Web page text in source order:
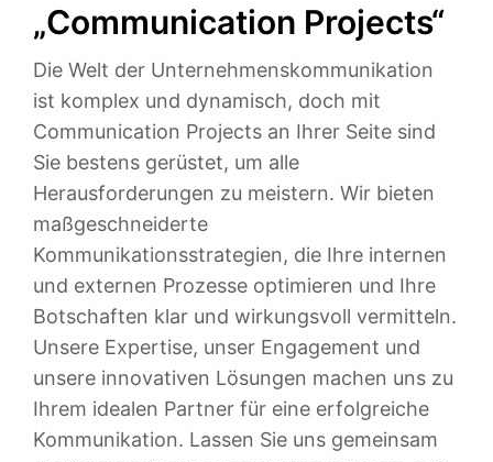
„Communication Projects“
Die Welt der Unternehmenskommunikation
ist komplex und dynamisch, doch mit
Communication Projects an Ihrer Seite sind
Sie bestens gerüstet, um alle
Herausforderungen zu meistern. Wir bieten
maßgeschneiderte
Kommunikationsstrategien, die Ihre internen
und externen Prozesse optimieren und Ihre
Botschaften klar und wirkungsvoll vermitteln.
Unsere Expertise, unser Engagement und
unsere innovativen Lösungen machen uns zu
Ihrem idealen Partner für eine erfolgreiche
Kommunikation. Lassen Sie uns gemeinsam